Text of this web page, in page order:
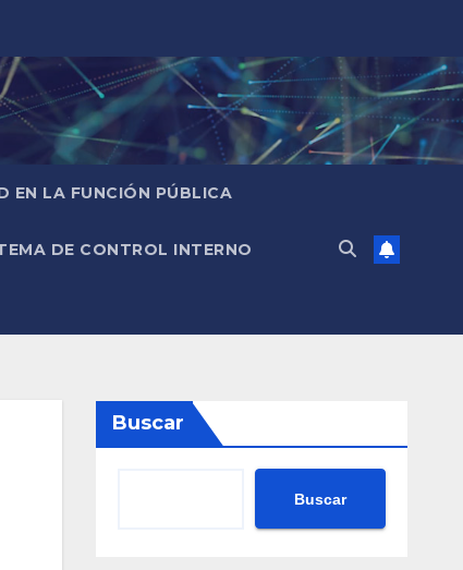
EN LA FUNCIÓN PÚBLICA
DE CONTROL INTERNO
Buscar
Buscar